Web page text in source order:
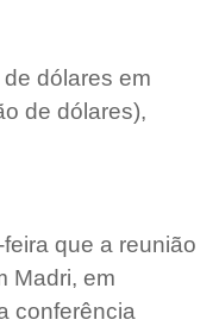
dólares em
de dólares),
que a reunião
Madri, em
conferência